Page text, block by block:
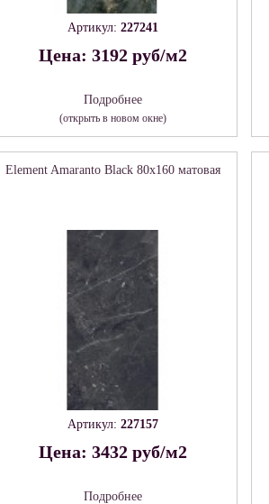
Артикул: 227241
Цена: 3192 руб/м2
Подробнее
(открыть в новом окне)
Element Amaranto Black 80х160 матовая
Артикул: 227157
Цена: 3432 руб/м2
Подробнее